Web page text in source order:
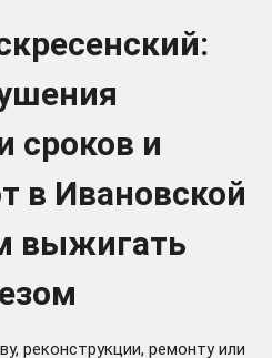
сроков и
в Ивановской
выжигать
реконструкции, ремонту или